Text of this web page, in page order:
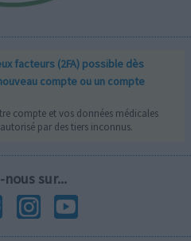
facteurs (2FA) possible dès
compte ou un compte
compte et vos données médicales
par des tiers inconnus.
nous sur...